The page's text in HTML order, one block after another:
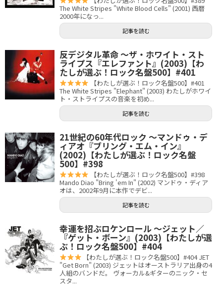
The White Stripes "White Blood Cells" (2001) 西暦
2000年になっ...
記事を読む
反デジタル革命 〜ザ・ホワイト・スト
ライプス『エレファント』(2003)【わ
たしが選ぶ！ロック名盤500】#401
【わたしが選ぶ！ロック名盤500】#401
The White Stripes "Elephant" (2003) わたしがホワイ
ト・ストライプスの音楽を初め...
記事を読む
21世紀の60年代ロック 〜マンドゥ・デ
ィアオ『ブリング・エム・イン』
(2002)【わたしが選ぶ！ロック名盤
500】#398
【わたしが選ぶ！ロック名盤500】#398
Mando Diao "Bring 'em In" (2002) マンドゥ・ディア
オは、2002年9月に本作でデビ...
記事を読む
幸運を招ぶロケンロール 〜ジェット／
『ゲット・ボーン』(2003)【わたしが選
ぶ！ロック名盤500】#404
【わたしが選ぶ！ロック名盤500】#404 JET
"Get Born" (2003) ジェットはオーストラリア出身の4
人組のバンドだ。 ヴォーカル&ギターのニック・セ
スタ...